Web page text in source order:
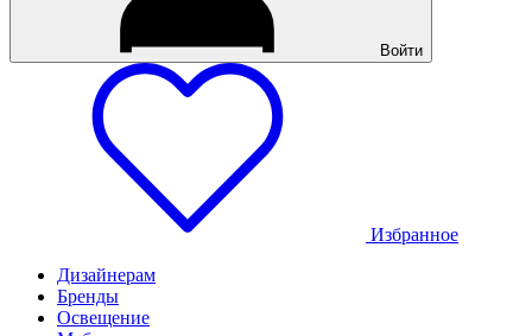
Войти
Избранное
Дизайнерам
Бренды
Освещение